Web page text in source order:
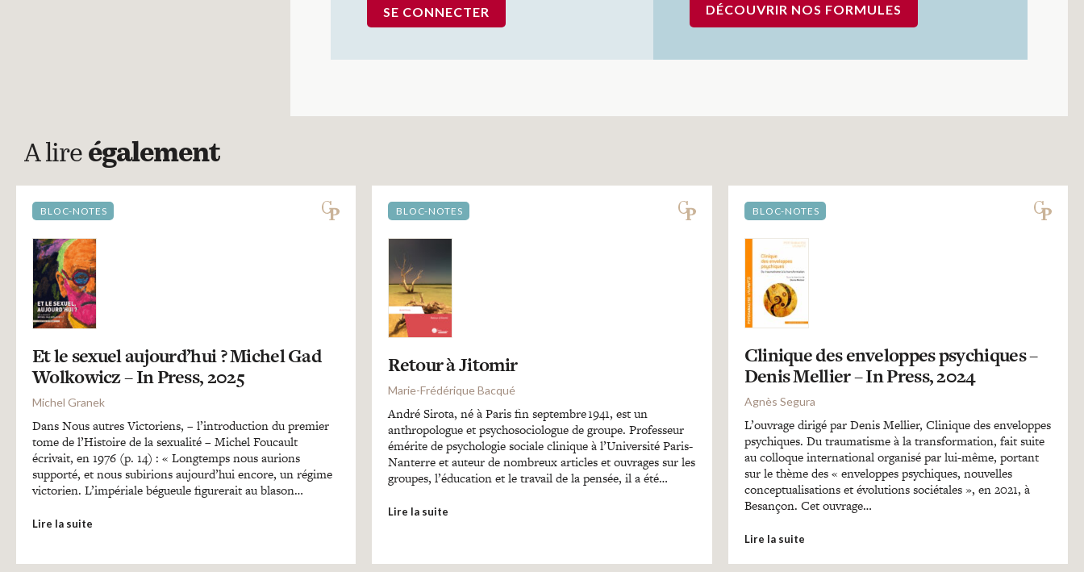
DÉCOUVRIR NOS FORMULES
A lire également
BLOC-NOTES
Et le sexuel aujourd’hui ? Michel Gad
Wolkowicz – In Press, 2025
Michel Granek
Dans Nous autres Victoriens, – l’introduction du premier
tome de l’Histoire de la sexualité – Michel Foucault
écrivait, en 1976 (p. 14) : « Longtemps nous aurions
supporté, et nous subirions aujourd’hui encore, un régime
victorien. L’impériale bégueule figurerait au blason…
Lire la suite
BLOC-NOTES
Retour à Jitomir
Marie-Frédérique Bacqué
André Sirota, né à Paris fin septembre 1941, est un
anthropologue et psychosociologue de groupe. Professeur
émérite de psychologie sociale clinique à l’Université Paris-
Nanterre et auteur de nombreux articles et ouvrages sur les
groupes, l’éducation et le travail de la pensée, il a été…
Lire la suite
BLOC-NOTES
Clinique des enveloppes psychiques –
Denis Mellier – In Press, 2024
Agnès Segura
L’ouvrage dirigé par Denis Mellier, Clinique des enveloppes
psychiques. Du traumatisme à la transformation, fait suite
au colloque international organisé par lui-même, portant
sur le thème des « enveloppes psychiques, nouvelles
conceptualisations et évolutions sociétales », en 2021, à
Besançon. Cet ouvrage…
Lire la suite